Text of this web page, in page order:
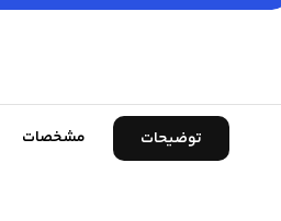
توضیحات مشخصات